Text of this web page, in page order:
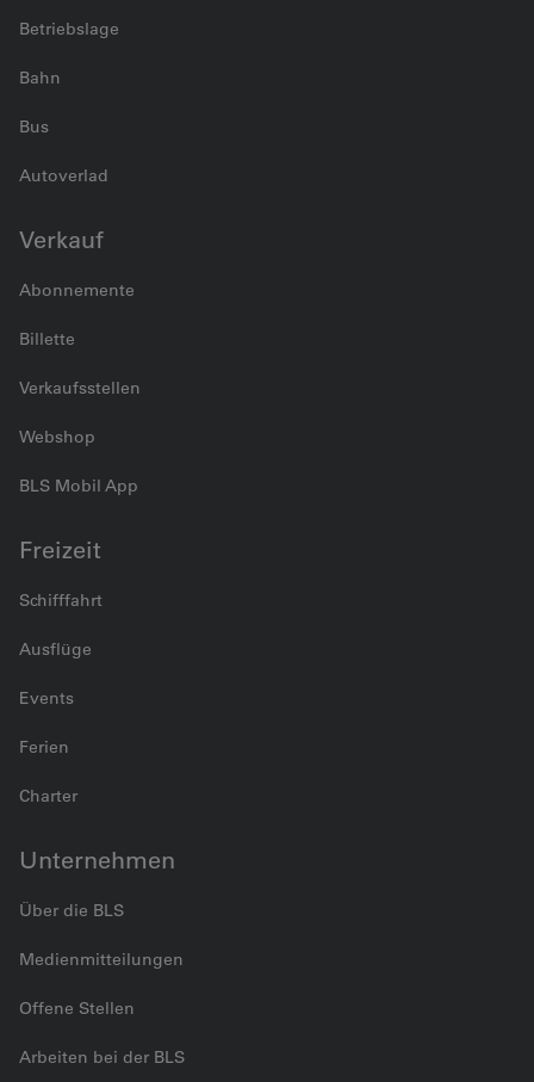
Betriebslage
Bahn
Bus
Autoverlad
Verkauf
Abonnemente
Billette
Verkaufsstellen
Webshop
BLS Mobil App
Freizeit
Schifffahrt
Ausflüge
Events
Ferien
Charter
Unternehmen
Über die BLS
Medienmitteilungen
Offene Stellen
Arbeiten bei der BLS